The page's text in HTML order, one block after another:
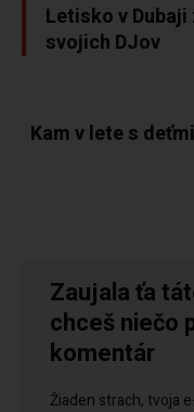
Letisko v
svojich DJov
Kam v lete s
Zaujala ťa
chceš niečo
komentár
Žiaden strach, tvoja